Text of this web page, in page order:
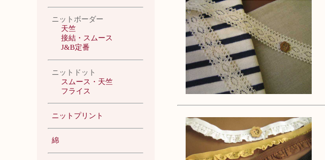
ニットボーダー
天竺
接結・スムース
J&B定番
ニットドット
スムース・天竺
フライス
ニットプリント
綿